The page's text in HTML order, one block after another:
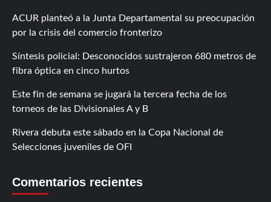
ACUR planteó a la Junta Departamental su preocupación
por la crisis del comercio fronterizo
Síntesis policial: Desconocidos sustrajeron 680 metros de
fibra óptica en cinco hurtos
Este fin de semana se jugará la tercera fecha de los
torneos de las Divisionales A y B
Rivera debuta este sábado en la Copa Nacional de
Selecciones juveniles de OFI
Comentarios recientes